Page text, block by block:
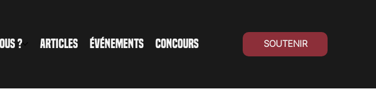
? ARTICLES ÉVÉNEMENTS CONCOURS SOUTENIR